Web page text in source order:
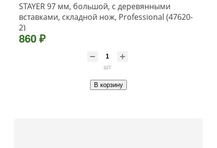
STAYER 97 мм, большой, с деревянными
вставками, складной нож, Professional (47620-
2)
860 ₽
шт
В корзину